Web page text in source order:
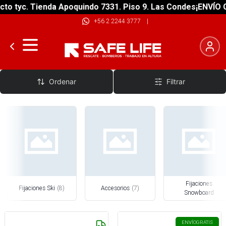
tyc. Tienda Apoquindo 7331. Piso 9. Las Condes¡ENVÍO
+56 2 2244 3777 |
Fijaciones Ski y Snowboard
Ordenar Filtrar
Fijaciones Ski (8) Accesorios (7)
Fijaciones
Snowboard
ENVÍOGRATIS